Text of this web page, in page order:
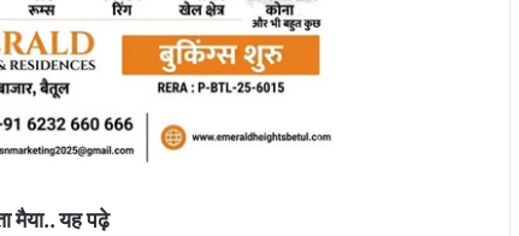
मैया.. यह पढ़े